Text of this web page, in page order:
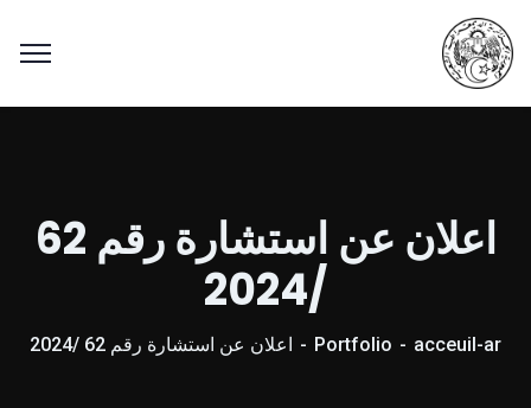
اعلان عن استشارة رقم 62
/2024
acceuil-ar
Portfolio اعلان عن استشارة رقم 62 /2024